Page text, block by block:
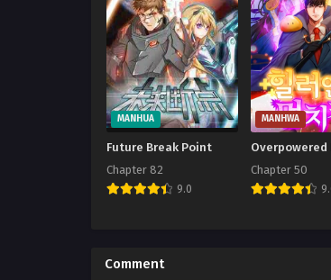
MANHUA
Future Break Point
Chapter 82
9.0
MANHWA
Overpowered
Chapter 50
Comment